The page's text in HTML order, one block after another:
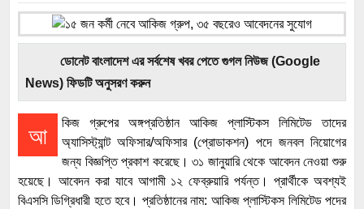
ডোনেট বাংলাদেশ এর সর্বশেষ খবর পেতে গুগল নিউজ (Google
News) ফিডটি অনুসরণ করুন
আ
কিজ গ্রুপের অঙ্গপ্রতিষ্ঠান আকিজ প্লাস্টিকস লিমিটেড তাদের
অ্যাসিস্ট্যান্ট অফিসার/অফিসার (প্রোডাকশন) পদে জনবল নিয়োগের
জন্য বিজ্ঞপ্তি প্রকাশ করেছে। ৩১ জানুয়ারি থেকে আবেদন নেওয়া শুরু
হয়েছে। আবেদন করা যাবে আগামী ১২ ফেব্রুয়ারি পর্যন্ত। প্রার্থীকে অবশ্যই
বিএসসি ডিগ্রিধারী হতে হবে। প্রতিষ্ঠানের নাম: আকিজ প্লাস্টিকস লিমিটেড পদের